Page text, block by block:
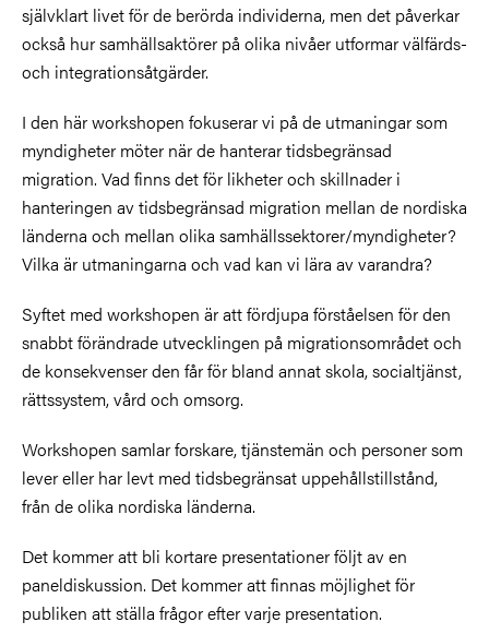
självklart livet för de berörda individerna, men det påverkar
också hur samhällsaktörer på olika nivåer utformar välfärds-
och integrationsåtgärder.
I den här workshopen fokuserar vi på de utmaningar som
myndigheter möter när de hanterar tidsbegränsad
migration. Vad finns det för likheter och skillnader i
hanteringen av tidsbegränsad migration mellan de nordiska
länderna och mellan olika samhällssektorer/myndigheter?
Vilka är utmaningarna och vad kan vi lära av varandra?
Syftet med workshopen är att fördjupa förståelsen för den
snabbt förändrade utvecklingen på migrationsområdet och
de konsekvenser den får för bland annat skola, socialtjänst,
rättssystem, vård och omsorg.
Workshopen samlar forskare, tjänstemän och personer som
lever eller har levt med tidsbegränsat uppehållstillstånd,
från de olika nordiska länderna.
Det kommer att bli kortare presentationer följt av en
paneldiskussion. Det kommer att finnas möjlighet för
publiken att ställa frågor efter varje presentation.